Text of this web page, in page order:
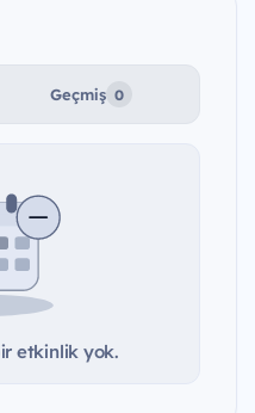
Geçmiş 0
etkinlik yok.